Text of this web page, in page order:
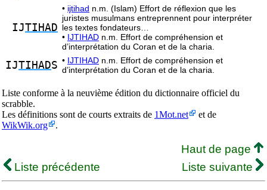
IJTIHAD
• ijtihad n.m. (Islam) Effort de réflexion que les
juristes musulmans entreprennent pour interpréter
les textes fondateurs…
• IJTIHAD n.m. Effort de compréhension et
d’interprétation du Coran et de la charia.
IJTIHADS • IJTIHAD n.m. Effort de compréhension et
d’interprétation du Coran et de la charia.
Liste conforme à la neuvième édition du dictionnaire officiel du
scrabble.
Les définitions sont de courts extraits de 1Mot.net
et de
WikWik.org
.
Haut de page
Liste précédente
Liste suivante